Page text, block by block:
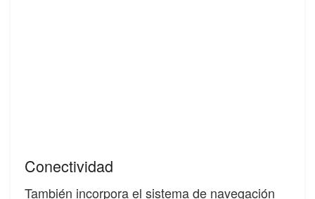
Conectividad
También incorpora el sistema de navegación